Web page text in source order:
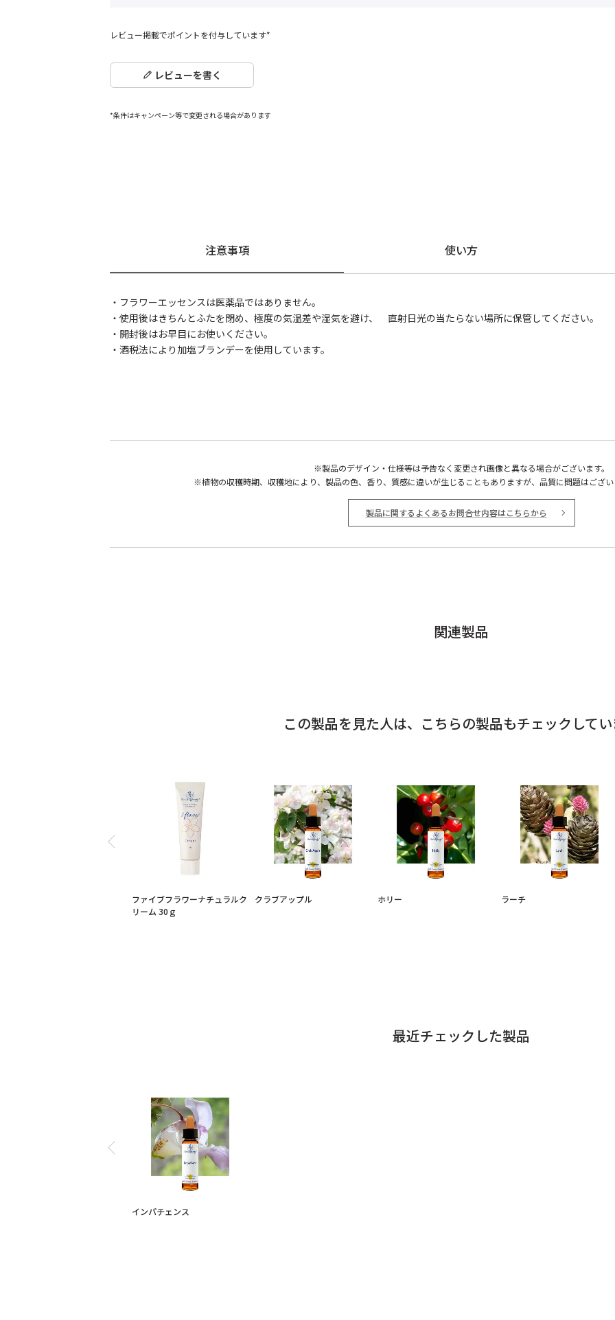
レビュー掲載でポイントを付与しています*
レビューを書く
*条件はキャンペーン等で変更される場合があります
注意事項 使い方
・フラワーエッセンスは医薬品ではありません。
・使用後はきちんとふたを閉め、極度の気温差や湿気を避け、 直射日光の当たらない場所に保管してください。
・開封後はお早目にお使いください。
・酒税法により加塩ブランデーを使用しています。
※製品のデザイン・仕様等は予告なく変更され画像と異なる場合がございます。
※植物の収穫時期、収穫地により、製品の色、香り、質感に違いが生じることもありますが、品質に問題はござ
製品に関するよくあるお問合せ内容はこちらから
関連製品
この製品を見た人は、 こちらの製品もチェックして
ファイブフラワーナチュラルク
リーム 30ｇ
クラブアップル ホリー ラーチ
最近チェックした製品
インパチェンス